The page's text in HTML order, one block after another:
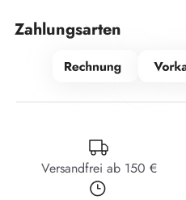
Zahlungsarten
Versandfrei ab 150 €